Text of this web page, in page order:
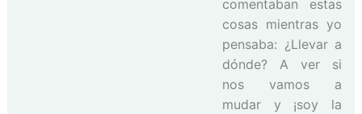
comentaban estas
cosas mientras yo
pensaba: ¿Llevar a
dónde? A ver si
nos vamos a
mudar y ¡soy la